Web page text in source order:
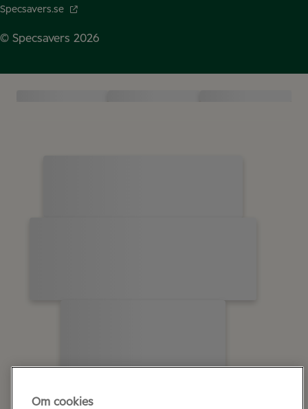
Specsavers.se
© Specsavers 2026
Om cookies